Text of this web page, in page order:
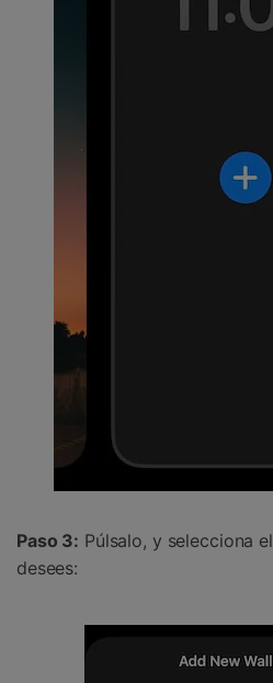
Paso 3: Púlsalo, y selecciona
desees: